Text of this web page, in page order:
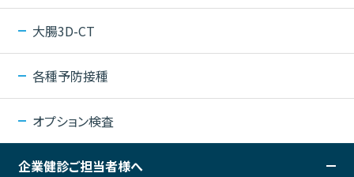
大腸3D-CT
各種予防接種
オプション検査
企業健診ご担当者様へ